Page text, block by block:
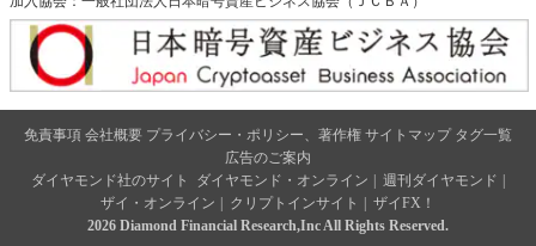
免責事項 会社概要 プライバシー・ポリシー、著作権 サイトマップ タグ一覧
広告のご案内
ダイヤモンド社のサイト
ダイヤモンド・オンライン 週刊ダイヤモンド
ザイ・オンライン
クリプトインサイト
ザイFX！
2026 Diamond Financial Research,Inc All Rights Reserved.